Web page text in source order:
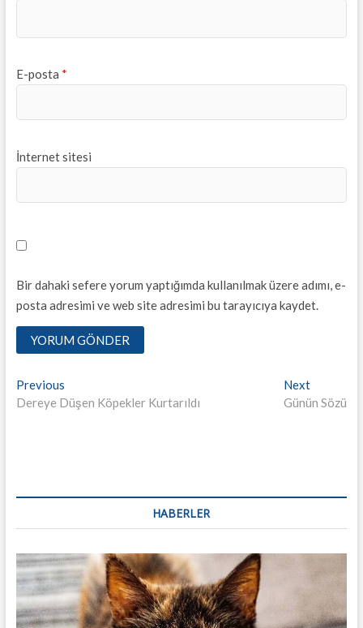
E-posta *
İnternet sitesi
Bir dahaki sefere yorum yaptığımda kullanılmak üzere adımı, e-
posta adresimi ve web site adresimi bu tarayıcıya kaydet.
Yazı
dolaşımı
PreviousPrevious
post:
Dereye Düşen Köpekler Kurtarıldı
NextNext
post:
Günün Sözü
HABERLER